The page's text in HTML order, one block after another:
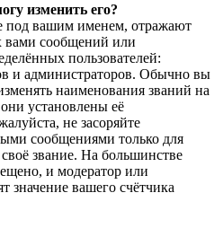
изменить его?
под вашим именем, отражают
вами сообщений или
пользователей:
и администраторов. Обычно вы
наименования званий на
установлены её
не засоряйте
сообщениями только для
звание. На большинстве
и модератор или
значение вашего счётчика